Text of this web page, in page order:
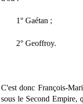
1° Gaétan ;
2° Geoffroy.
C'est donc François-
sous le Second Empire,